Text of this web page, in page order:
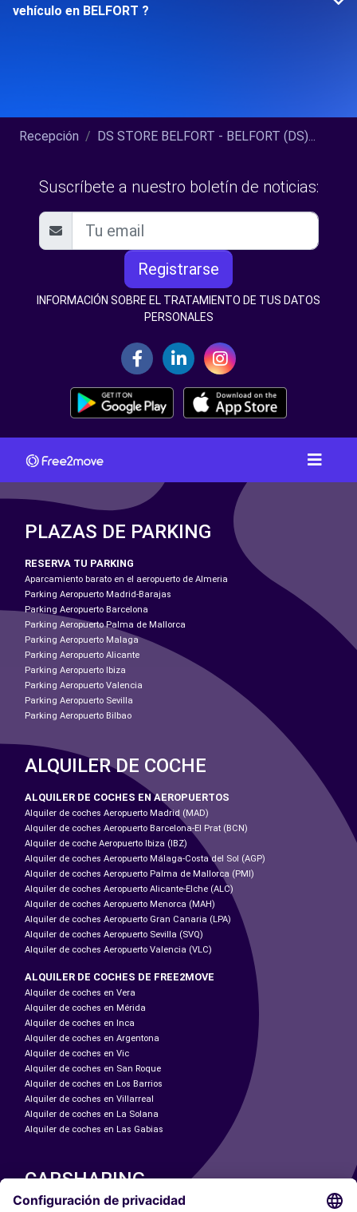
vehículo en BELFORT ?
Recepción DS STORE BELFORT - BELFORT (DS)...
Suscríbete a nuestro boletín de noticias:
Registrarse
INFORMACIÓN SOBRE EL TRATAMIENTO DE TUS DATOS
PERSONALES
PLAZAS DE PARKING
RESERVA TU PARKING
Aparcamiento barato en el aeropuerto de Almeria
Parking Aeropuerto Madrid-Barajas
Parking Aeropuerto Barcelona
Parking Aeropuerto Palma de Mallorca
Parking Aeropuerto Malaga
Parking Aeropuerto Alicante
Parking Aeropuerto Ibiza
Parking Aeropuerto Valencia
Parking Aeropuerto Sevilla
Parking Aeropuerto Bilbao
ALQUILER DE COCHE
ALQUILER DE COCHES EN AEROPUERTOS
Alquiler de coches Aeropuerto Madrid (MAD)
Alquiler de coches Aeropuerto Barcelona-El Prat (BCN)
Alquiler de coche Aeropuerto Ibiza (IBZ)
Alquiler de coches Aeropuerto Málaga-Costa del Sol (AGP)
Alquiler de coches Aeropuerto Palma de Mallorca (PMI)
Alquiler de coches Aeropuerto Alicante-Elche (ALC)
Alquiler de coches Aeropuerto Menorca (MAH)
Alquiler de coches Aeropuerto Gran Canaria (LPA)
Alquiler de coches Aeropuerto Sevilla (SVQ)
Alquiler de coches Aeropuerto Valencia (VLC)
ALQUILER DE COCHES DE FREE2MOVE
Alquiler de coches en Vera
Alquiler de coches en Mérida
Alquiler de coches en Inca
Alquiler de coches en Argentona
Alquiler de coches en Vic
Alquiler de coches en San Roque
Alquiler de coches en Los Barrios
Alquiler de coches en Villarreal
Alquiler de coches en La Solana
Alquiler de coches en Las Gabias
CARSHARING